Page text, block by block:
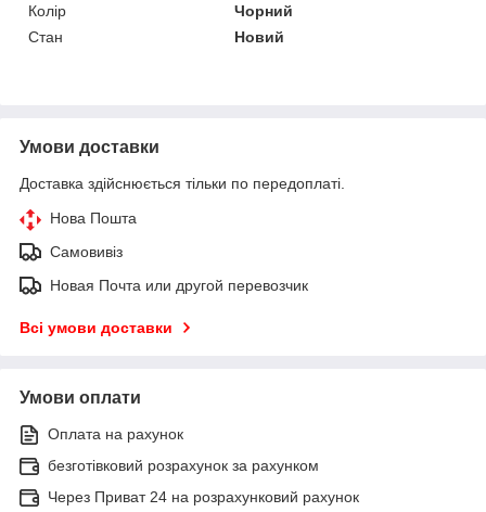
Колір
Чорний
Стан
Новий
Умови доставки
Доставка здійснюється тільки по передоплаті.
Нова Пошта
Самовивіз
Новая Почта или другой перевозчик
Всі умови доставки
Умови оплати
Оплата на рахунок
безготівковий розрахунок за рахунком
Через Приват 24 на розрахунковий рахунок